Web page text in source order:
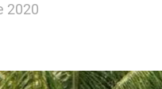
2020